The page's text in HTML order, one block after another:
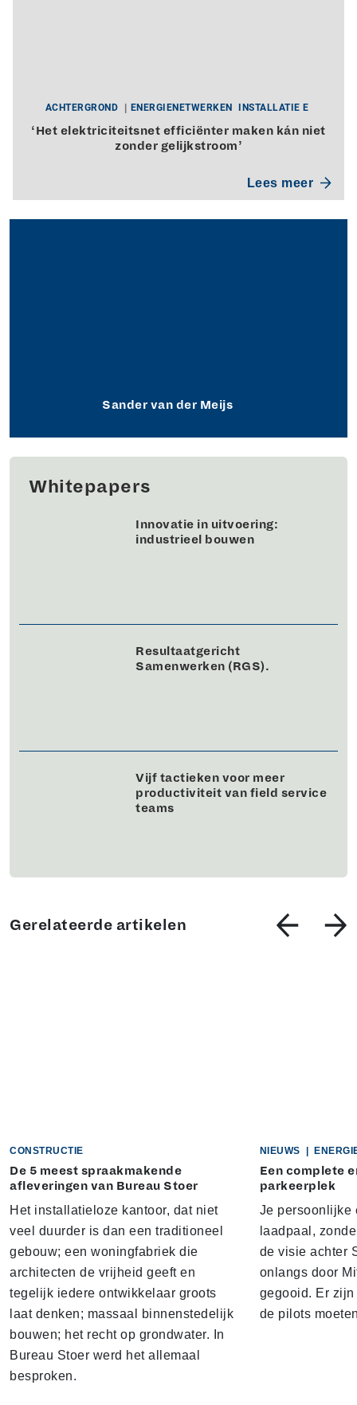
ACHTERGROND ENERGIENETWERKEN INSTALLATIE E
‘Het elektriciteitsnet efficiënter maken kán niet
zonder gelijkstroom’
Lees meer
Sander van der Meijs
Whitepapers
Innovatie in uitvoering:
industrieel bouwen
Resultaatgericht
Samenwerken (RGS).
Vijf tactieken voor meer
productiviteit van field service
teams
Gerelateerde artikelen
CONSTRUCTIE
De 5 meest spraakmakende
afleveringen van Bureau Stoer
Het installatieloze kantoor, dat niet
veel duurder is dan een traditioneel
gebouw; een woningfabriek die
architecten de vrijheid geeft en
tegelijk iedere ontwikkelaar groots
laat denken; massaal binnenstedelijk
bouwen; het recht op grondwater. In
Bureau Stoer werd het allemaal
besproken.
NIEUWS
Een complete
parkeerplek
Je persoonlijke
laadpaal,
de visie achter
onlangs door
gegooid. Er
de pilots